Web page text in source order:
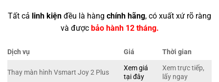
Tất cả linh kiện đều là hàng chính hãng, có xuất xứ rõ ràng
và được bảo hành 12 tháng.
Dịch vụ Giá Thời gian
Thay màn hình Vsmart Joy 2 Plus
Xem giá
tại đây
Xem trực tiếp,
lấy ngay